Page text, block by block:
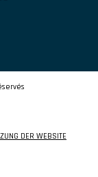
DER WEBSITE